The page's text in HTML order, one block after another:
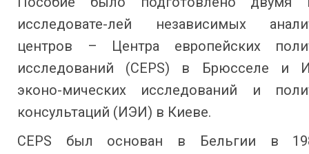
исследовате-лей независимых
центров – Центра европейских
исследований (CEPS) в Брюсселе и
эконо-мических исследований и
консультаций (ИЭИ) в Киеве.
CEPS был основан в Бельгии в